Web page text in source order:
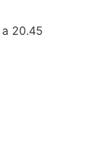
a 20.45